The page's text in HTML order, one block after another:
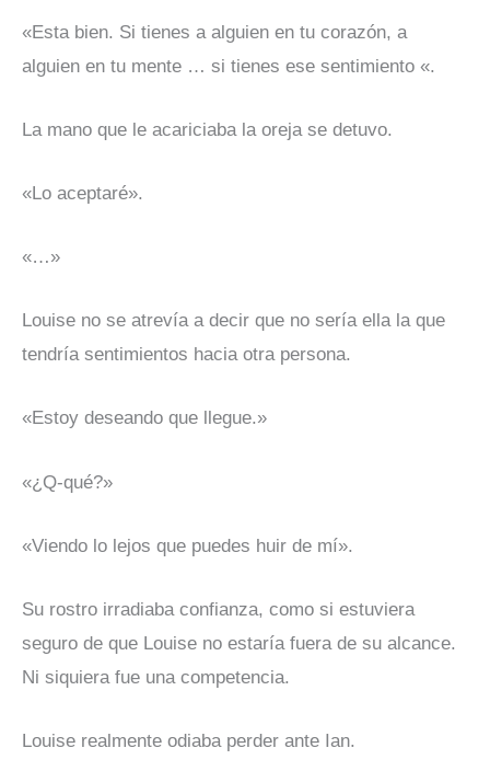
«Esta bien. Si tienes a alguien en tu corazón, a
alguien en tu mente … si tienes ese sentimiento «.
La mano que le acariciaba la oreja se detuvo.
«Lo aceptaré».
«…»
Louise no se atrevía a decir que no sería ella la que
tendría sentimientos hacia otra persona.
«Estoy deseando que llegue.»
«¿Q-qué?»
«Viendo lo lejos que puedes huir de mí».
Su rostro irradiaba confianza, como si estuviera
seguro de que Louise no estaría fuera de su alcance.
Ni siquiera fue una competencia.
Louise realmente odiaba perder ante Ian.